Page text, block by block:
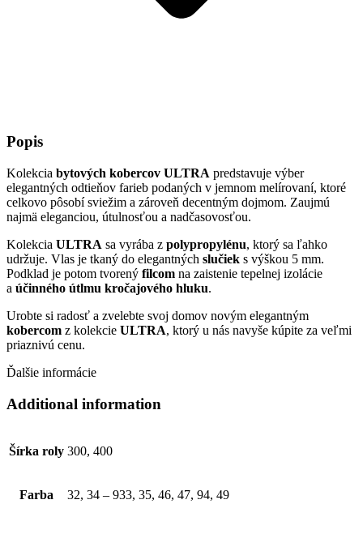
Popis
Kolekcia bytových kobercov ULTRA predstavuje výber
elegantných odtieňov farieb podaných v jemnom melírovaní, ktoré
celkovo pôsobí sviežim a zároveň decentným dojmom. Zaujmú
najmä eleganciou, útulnosťou a nadčasovosťou.
Kolekcia ULTRA sa vyrába z polypropylénu, ktorý sa ľahko
udržuje. Vlas je tkaný do elegantných slučiek s výškou 5 mm.
Podklad je potom tvorený filcom na zaistenie tepelnej izolácie
a účinného útlmu kročajového hluku.
Urobte si radosť a zvelebte svoj domov novým elegantným
kobercom z kolekcie ULTRA, ktorý u nás navyše kúpite za veľmi
priaznivú cenu.
Ďalšie informácie
Additional information
Šírka roly 300, 400
Farba 32, 34 – 933, 35, 46, 47, 94, 49